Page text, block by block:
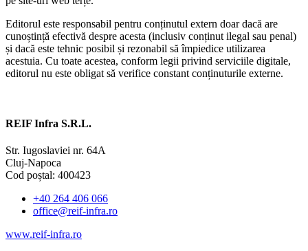
Editorul este responsabil pentru conținutul extern doar dacă are
cunoștință efectivă despre acesta (inclusiv conținut ilegal sau penal)
și dacă este tehnic posibil și rezonabil să împiedice utilizarea
acestuia. Cu toate acestea, conform legii privind serviciile digitale,
editorul nu este obligat să verifice constant conținuturile externe.
REIF Infra S.R.L.
Str. Iugoslaviei nr. 64A
Cluj-Napoca
Cod poștal: 400423
+40 264 406 066
office@reif-infra.ro
www.reif-infra.ro